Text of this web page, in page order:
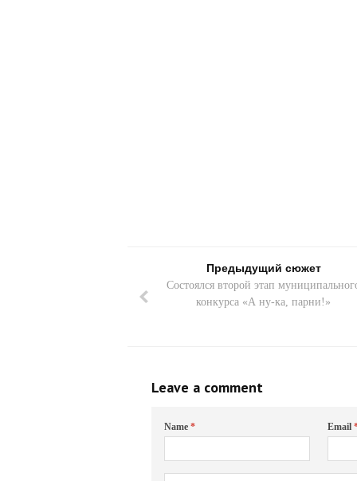
Предыдущий сюжет
Состоялся второй этап
конкурса «А ну-ка, парни!»
Leave a comment
Name* Email